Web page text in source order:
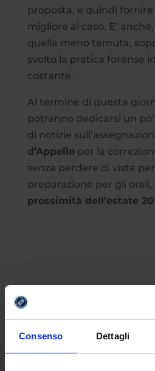
Consenso Dettagli
proposta, e quindi fornire
migliore al caso. E’
quella meno temuta,
svolto la pratica forense
costante.
Al termine di questa
potranno dedicarsi un
di notizie
d’Appelloper la
senza perdere di vista
preparazione per gli orali,
prossimità dell’estate